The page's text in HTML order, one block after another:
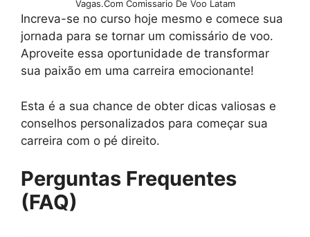
Vagas.Com Comissario De Voo Latam
Increva-se no curso hoje mesmo e comece sua
jornada para se tornar um comissário de voo.
Aproveite essa oportunidade de transformar
sua paixão em uma carreira emocionante!
Esta é a sua chance de obter dicas valiosas e
conselhos personalizados para começar sua
carreira com o pé direito.
Perguntas Frequentes
(FAQ)